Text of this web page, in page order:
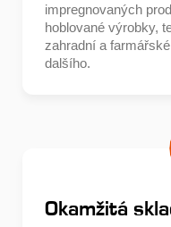
impregnovaných
hoblované výrobky,
zahradní a
dalšího.
Okamžitá